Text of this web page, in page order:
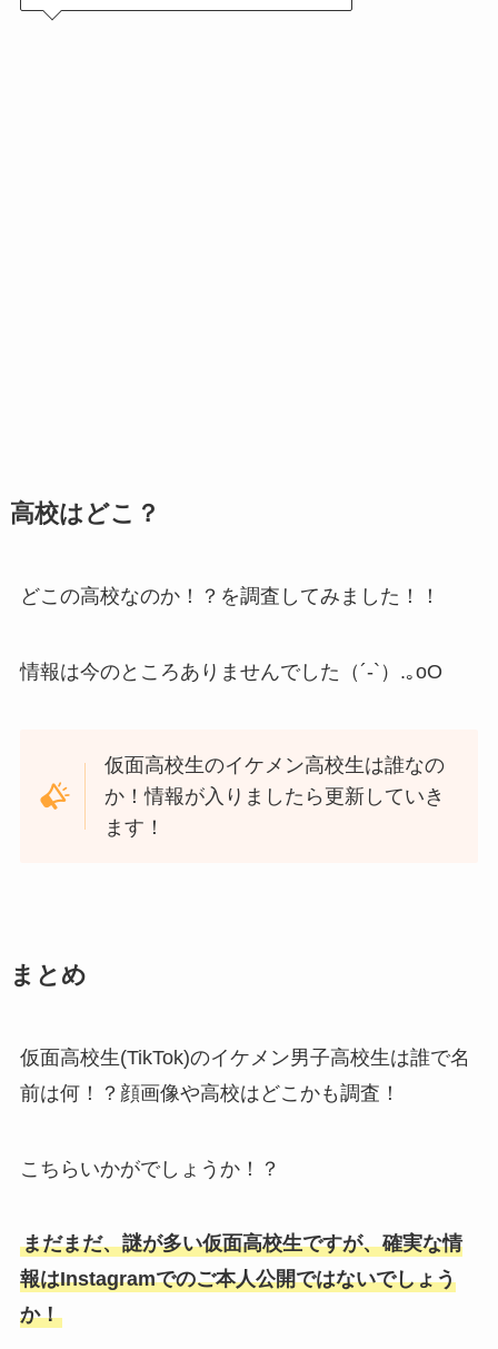
高校はどこ？
どこの高校なのか！？を調査してみました！！
情報は今のところありませんでした（´-`）.｡oO
仮面高校生のイケメン高校生は誰なの
か！情報が入りましたら更新していき
ます！
まとめ
仮面高校生(TikTok)のイケメン男子高校生は誰で名
前は何！？顔画像や高校はどこかも調査！
こちらいかがでしょうか！？
まだまだ、謎が多い仮面高校生ですが、確実な情
報はInstagramでのご本人公開ではないでしょう
か！